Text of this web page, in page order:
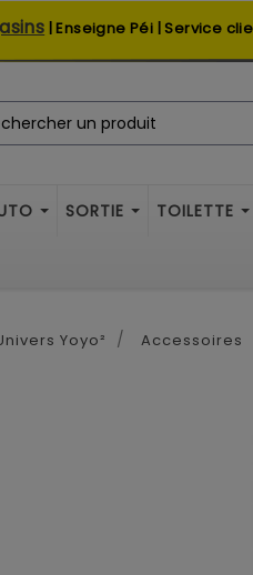
| Enseigne Péi | Service
SORTIE TOILETTE
Yoyo² Accessoires